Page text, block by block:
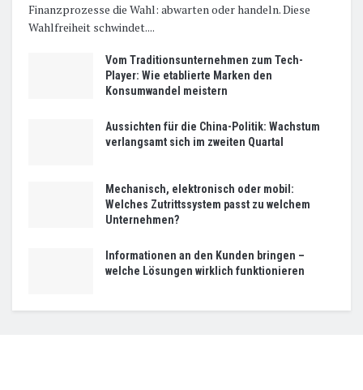
Finanzprozesse die Wahl: abwarten oder handeln. Diese
Wahlfreiheit schwindet....
Vom Traditionsunternehmen zum Tech-
Player: Wie etablierte Marken den
Konsumwandel meistern
Aussichten für die China-Politik: Wachstum
verlangsamt sich im zweiten Quartal
Mechanisch, elektronisch oder mobil:
Welches Zutrittssystem passt zu welchem
Unternehmen?
Informationen an den Kunden bringen –
welche Lösungen wirklich funktionieren